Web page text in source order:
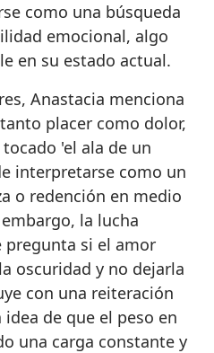
como una búsqueda
emocional, algo
en su estado actual.
Anastacia menciona
placer como dolor,
'el ala de un
interpretarse como un
o redención en medio
la lucha
pregunta si el amor
oscuridad y no dejarla
con una reiteración
de que el peso en
una carga constante y